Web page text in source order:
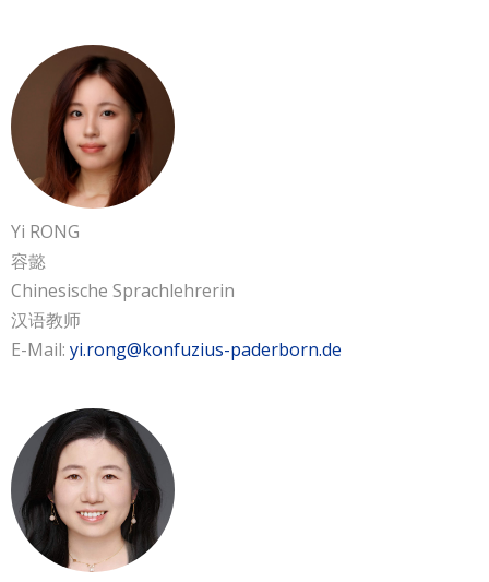
Yi RONG
容懿
Chinesische Sprachlehrerin
汉语教师
E-Mail: yi.rong@konfuzius-paderborn.de